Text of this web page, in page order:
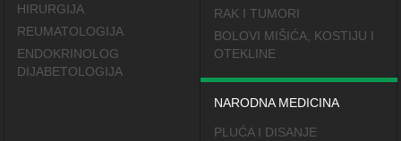
HIRURGIJA
REUMATOLOGIJA
ENDOKRINOLOG
DIJABETOLOGIJA
RAK I TUMORI
BOLOVI MIŠIĆA, KOSTIJU I
OTEKLINE
NARODNA MEDICINA
PLUĆA I DISANJE